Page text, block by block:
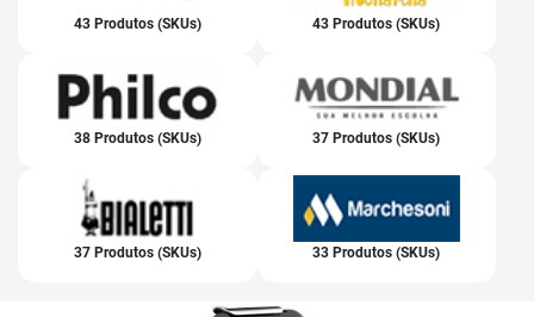
43 Produtos (SKUs) 43 Produtos (SKUs)
38 Produtos (SKUs) 37 Produtos (SKUs)
37 Produtos (SKUs) 33 Produtos (SKUs)